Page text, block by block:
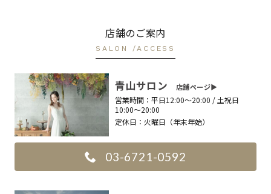
店舗のご案内
SALON /ACCESS
青山サロン 店舗ページ▶︎
営業時間： 平日12:00〜20:00 / 土祝日
10:00〜20:00
定休日： 火曜日（年末年始）
03-6721-0592